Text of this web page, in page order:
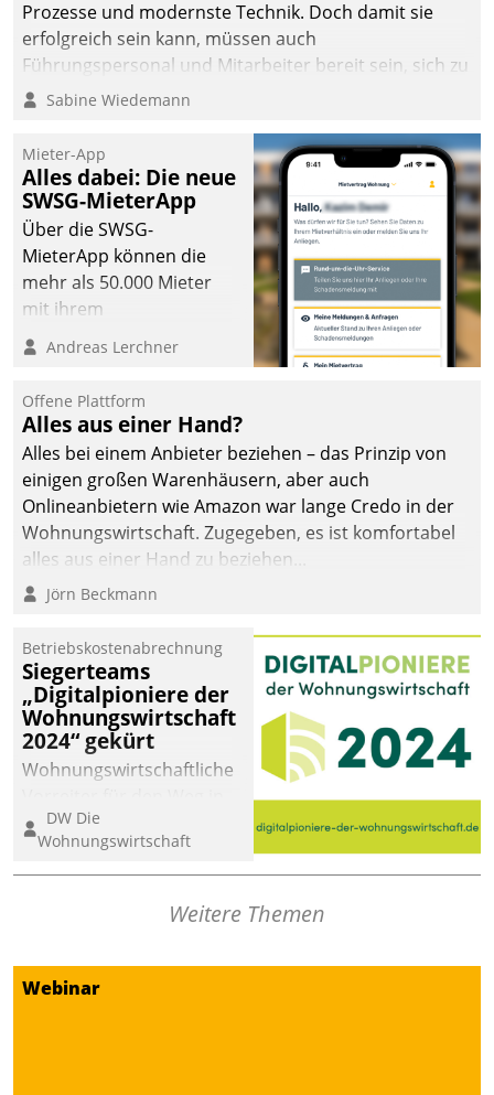
Prozesse und modernste Technik. Doch damit sie
erfolgreich sein kann, müssen auch
Führungspersonal und Mitarbeiter bereit sein, sich zu
verändern und anzupassen, sonst werden sie an ihr
Sabine Wiedemann
Mieter-App
Alles dabei: Die neue
SWSG-MieterApp
Über die SWSG-
MieterApp können die
mehr als 50.000 Mieter
mit ihrem
Wohnungsunternehmen
kommunizieren, auf dem
einsehen und ändern
oder
Schadensmeldungen
abgeben – rund um die
Uhr.
Andreas Lerchner
Offene Plattform
Alles aus einer Hand?
Alles bei einem Anbieter beziehen – das Prinzip von
einigen großen Warenhäusern, aber auch
Onlineanbietern wie Amazon war lange Credo in der
Wohnungswirtschaft. Zugegeben, es ist komfortabel
alles aus einer Hand zu beziehen...
Jörn Beckmann
Betriebskostenabrechnung
Siegerteams
„Digitalpioniere der
Wohnungswirtschaft
2024“ gekürt
Wohnungswirtschaftliche
eine digitale Zukunft zu
finden, ist das Ziel des
Awards „Digitalpioniere
Wohnungswirtschaft“.
dafür ein Team
DW Die
Wohnungswirtschaft
Weitere Themen
Webinar